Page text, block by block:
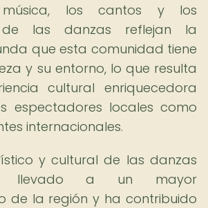
los cantos y los
de las danzas reflejan la
que esta comunidad tiene
y su entorno, lo que resulta
cultural enriquecedora
espectadores locales como
internacionales.
y cultural de las danzas
llevado a un mayor
de la región y ha contribuido